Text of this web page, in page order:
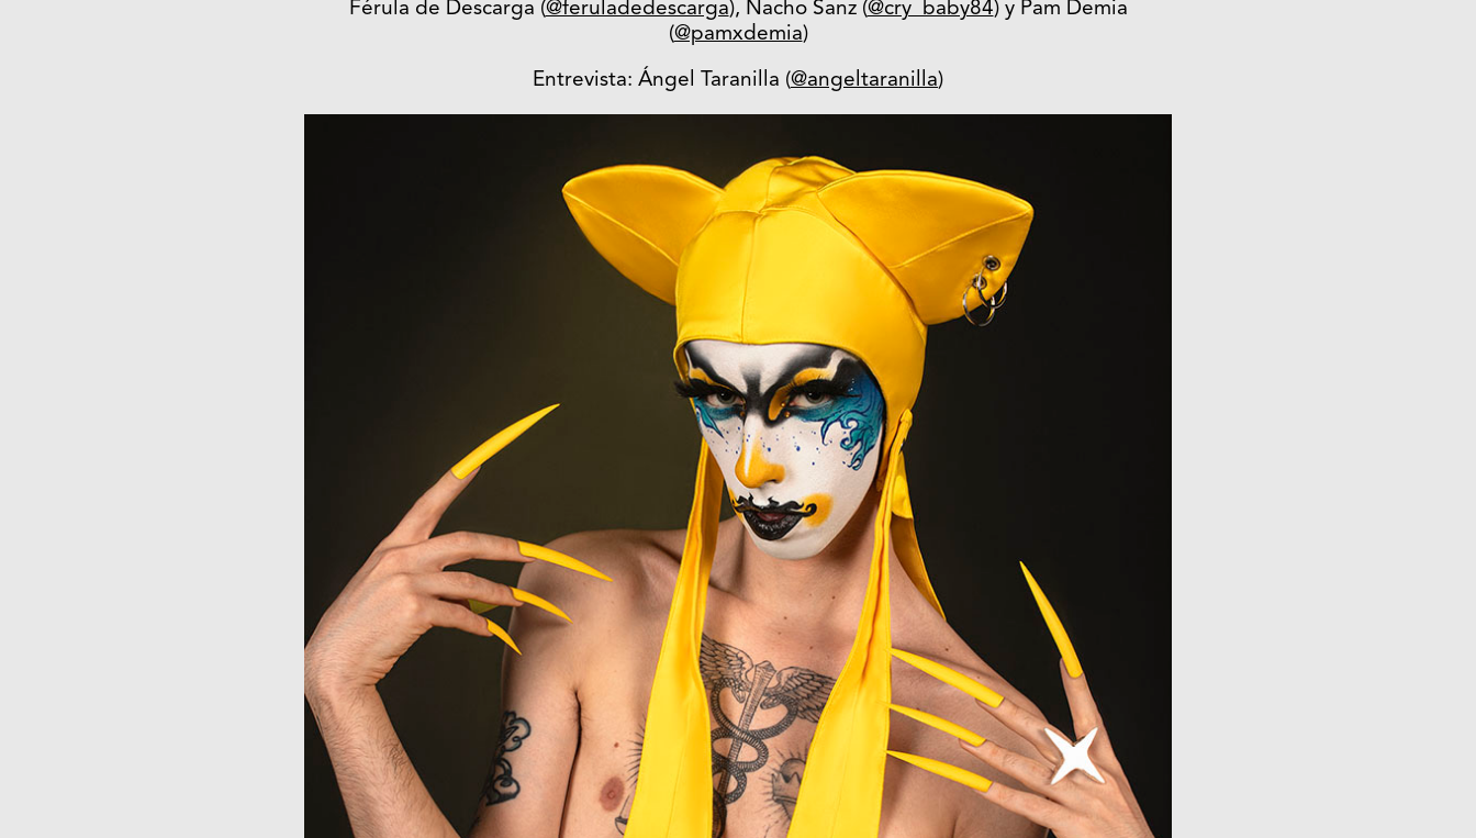
Férula de Descarga (@feruladedescarga), Nacho Sanz (@cry_baby84) y Pam Demia
(@pamxdemia)
Entrevista: Ángel Taranilla (@angeltaranilla)